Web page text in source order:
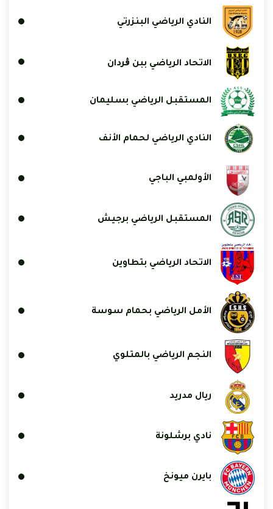
النادي الرياضي البنزرتي
الاتحاد الرياضي ببن ڨردان
المستقبل الرياضي بسليمان
النادي الرياضي لحمام الأنف
الأولمبي الباجي
المستقبل الرياضي برجيش
الاتحاد الرياضي بتطاوين
الأمل الرياضي بحمام سوسة
النجم الرياضي بالمتلوي
ريال مدريد
نادي برشلونة
بايرن ميونخ